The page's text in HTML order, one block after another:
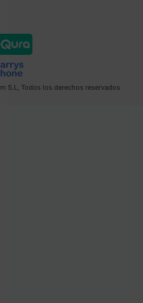
S.L, Todos los derechos reservados